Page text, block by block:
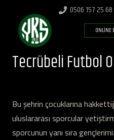
0506 157 25 68
ONLINE
Tecrübeli Futbol
Bu şehrin çocuklarına
uluslararası sporcular
sporcunun yanı sıra